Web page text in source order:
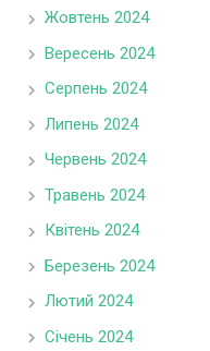
Жовтень 2024
Вересень 2024
Серпень 2024
Липень 2024
Червень 2024
Травень 2024
Квітень 2024
Березень 2024
Лютий 2024
Січень 2024